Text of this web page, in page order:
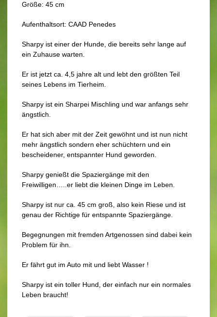
Größe: 45 cm
Aufenthaltsort: CAAD Penedes
Sharpy ist einer der Hunde, die bereits sehr lange auf
ein Zuhause warten.
Er ist jetzt ca. 4,5 jahre alt und lebt den größten Teil
seines Lebens im Tierheim.
Sharpy ist ein Sharpei Mischling und war anfangs sehr
ängstlich.
Er hat sich aber mit der Zeit gewöhnt und ist nun nicht
mehr ängstlich sondern eher schüchtern und ein
bescheidener, entspannter Hund geworden.
Sharpy genießt die Spaziergänge mit den
Freiwilligen…..er liebt die kleinen Dinge im Leben.
Sharpy ist nur ca. 45 cm groß, also kein Riese und ist
genau der Richtige für entspannte Spaziergänge.
Begegnungen mit fremden Artgenossen sind dabei kein
Problem für ihn.
Er fährt gut im Auto mit und liebt Wasser !
Sharpy ist ein toller Hund, der einfach nur ein normales
Leben braucht!